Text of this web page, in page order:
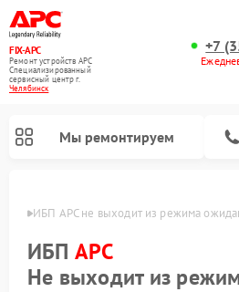
FIX-APC
Ремонт устройств APC
Специализированный
cервисный центр г.
Челябинск
+7
Мы ремонтируем
ИБП APC не выходит из режима
ИБП APC
Не выходит из